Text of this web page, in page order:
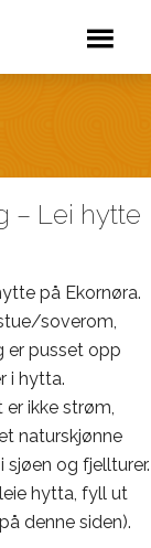
– Lei hytte
på Ekornøra.
soverom,
er pusset opp
i hytta.
ikke strøm,
naturskjønne
og fjellturer.
hytta, fyll ut
denne siden).